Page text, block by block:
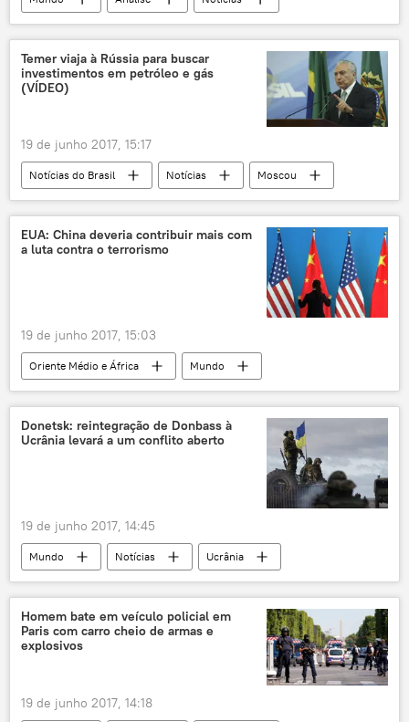
China
Índia
África do Sul
Aloysio Nunes
Charles Pennaforte
BRICS
Universidade Federal de Pelotas
Notícias do Brasil
Temer viaja à Rússia para buscar
investimentos em petróleo e gás
(VÍDEO)
19 de junho 2017, 15:17
Notícias do Brasil Notícias
Moscou
Michel Temer
visita
viagem
investimento
cooperação
Temer visita Moscou
EUA: China deveria contribuir mais com
a luta contra o terrorismo
19 de junho 2017, 15:03
Oriente Médio e África
Mundo
Américas
Ásia e Oceania
Notícias
Susan Thornton
Departamento de Estado dos EUA
Donetsk: reintegração de Donbass à
Ucrânia levará a um conflito aberto
19 de junho 2017, 14:45
Mundo Notícias
Ucrânia
Donbass
Donetsk
Kiev
Pyotr Poroshenko
conflito
reintegração
projeto de lei
Homem bate em veículo policial em
Paris com carro cheio de armas e
explosivos
19 de junho 2017, 14:18